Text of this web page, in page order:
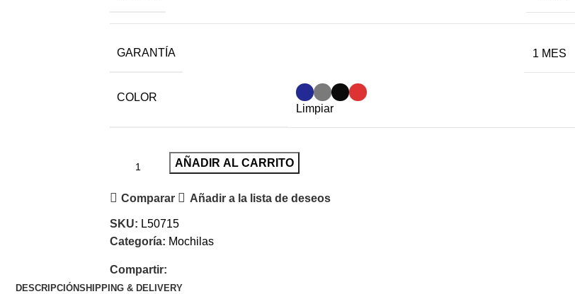
GARANTÍA 1 MES
COLOR
Limpiar
AÑADIR AL CARRITO
Comparar Añadir a la lista de deseos
SKU: L50715
Categoría: Mochilas
Compartir:
DESCRIPCIÓNSHIPPING & DELIVERY